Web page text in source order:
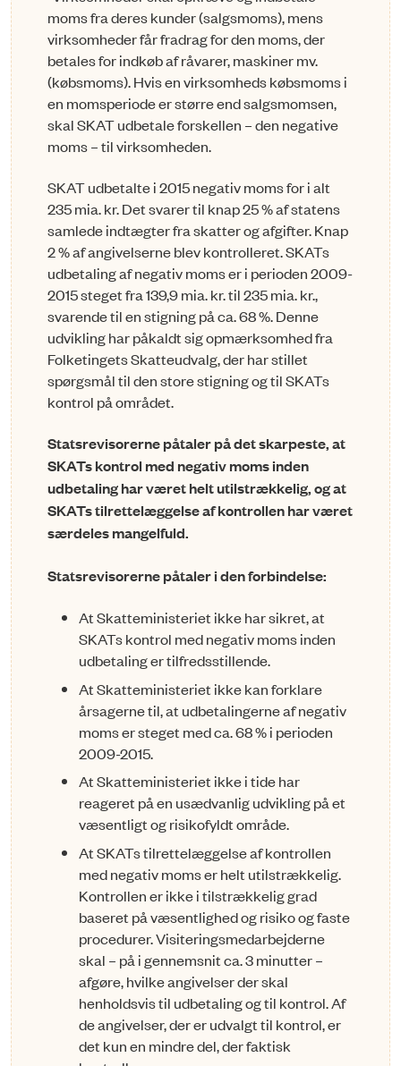
moms fra deres kunder (salgsmoms), mens
virksomheder får fradrag for den moms, der
betales for indkøb af råvarer, maskiner mv.
(købsmoms). Hvis en virksomheds købsmoms i
en momsperiode er større end salgs­momsen,
skal SKAT udbetale forskellen – den negative
moms – til virksomheden.
SKAT udbetalte i 2015 negativ moms for i alt
235 mia. kr. Det svarer til knap 25 % af statens
samlede indtægter fra skatter og afgifter. Knap
2 % af angivelserne blev kontrolleret. SKATs
udbetaling af negativ moms er i perioden 2009-
2015 steget fra 139,9 mia. kr. til 235 mia. kr.,
svarende til en stigning på ca. 68 %. Denne
udvikling har påkaldt sig opmærksomhed fra
Folketingets Skatteudvalg, der har stillet
spørgsmål til den store stigning og til SKATs
kontrol på området.
Statsrevisorerne påtaler på det skarpeste, at
SKATs kontrol med negativ moms in­den
udbetaling har været helt utilstrækkelig, og at
SKATs tilrettelæggelse af kontrollen har været
særdeles mangelfuld.
Statsrevisorerne påtaler i den forbindelse:
At Skatteministeriet ikke har sikret, at
SKATs kontrol med negativ moms inden
ud­betaling er tilfredsstillende.
At Skatteministeriet ikke kan forklare
årsagerne til, at udbetalingerne af negativ
moms er steget med ca. 68 % i perioden
2009-2015.
At Skatteministeriet ikke i tide har
reageret på en usædvanlig udvikling på et
væ­sent­ligt og risikofyldt område.
At SKATs tilrettelæggelse af kontrollen
med negativ moms er helt utilstrækkelig.
Kontrollen er ikke i tilstrækkelig grad
baseret på væsentlighed og risiko og faste
procedurer. Visiteringsmedarbejderne
skal – på i gennemsnit ca. 3 minutter –
afgø­re, hvilke angivelser der skal
henholdsvis til udbetaling og til kontrol. Af
de angivelser, der er udvalgt til kontrol, er
det kun en mindre del, der faktisk